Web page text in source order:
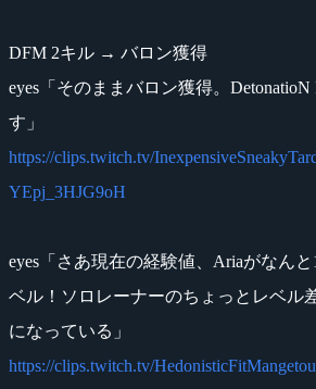
DFM 2キル → バロン獲得
eyes「そのままバロン獲得。DetonatioN
す」
https://clips.twitch.tv/
YEpj_3HJG9oH
eyes「さあ現在の経験値、Ariaがなん
ベル！ソロレーナーのちょっとレベル
になっている」
https://clips.twitch.tv/